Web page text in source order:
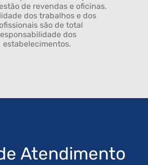
de revendas e oficinas.
dos trabalhos e dos
são de total
dos
estabelecimentos.
Atendimento